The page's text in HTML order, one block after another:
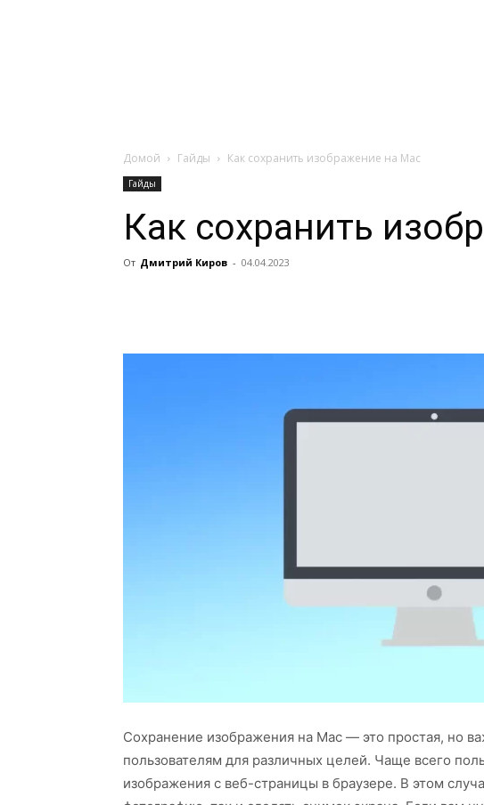
Домой Гайды Как сохранить изображение на Mac
Гайды
Как сохранить
От Дмитрий Киров - 04.04.2023
Сохранение изображения на Mac — это простая, но
пользователям для различных целей. Чаще всего
изображения с веб-страницы в браузере. В этом